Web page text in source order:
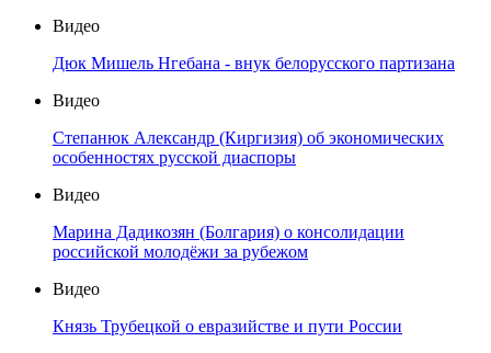
Видео
Дюк Мишель Нгебана - внук белорусского партизана
Видео
Степанюк Александр (Киргизия) об экономических
особенностях русской диаспоры
Видео
Марина Дадикозян (Болгария) о консолидации
российской молодёжи за рубежом
Видео
Князь Трубецкой о евразийстве и пути России